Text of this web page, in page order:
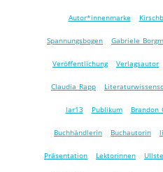
Autor*innenmarke
Spannungsbogen Gabriele
Veröffentlichung Verlagsautor
Claudia Rapp
lar13 Publikum Brandon
Buchhändlerin Buchautorin
Präsentation Lektorinnen